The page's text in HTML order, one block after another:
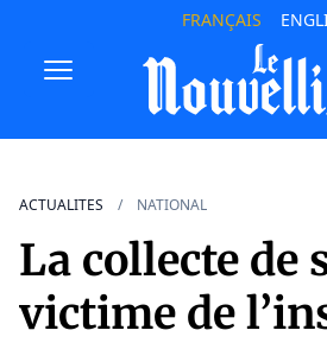
FRANÇAIS
ACTUALITES NATIONAL
La collecte de
victime de